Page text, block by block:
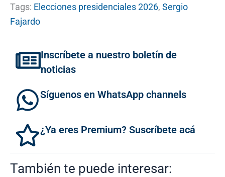
Tags: Elecciones presidenciales 2026, Sergio
Fajardo
Inscríbete a nuestro boletín de
noticias
Síguenos en WhatsApp channels
¿Ya eres Premium? Suscríbete acá
También te puede interesar: